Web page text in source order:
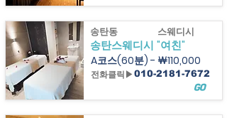
송탄동 스웨디시
송탄스웨디시 "여친"
A코스(60분) - ￦110,000
전화클릭▶ 010-2181-7672
GO